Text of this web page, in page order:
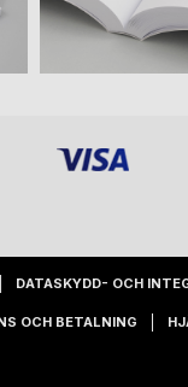
DATASKYDD- OCH
OCH BETALNING